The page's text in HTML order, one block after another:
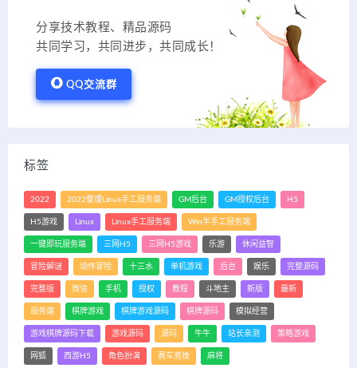
分享技术教程、精品源码
共同学习，共同进步，共同成长！
QQ交流群
标签
2022 2022整理Linux手工服务端 GM后台 GM授权后台 H5
H5游戏 Linux Linux手工服务端 Win半手工服务端
一键即玩服务端 三网H5 三网H5游戏 乐游 休闲益智
冒险解谜 动作冒险 十三水 单机游戏 后台 娱乐 完整源码
完整版 微信 手机 授权 教程 斗地主 新版 最新
服务端 棋牌游戏 棋牌游戏源码 棋牌源码 模拟经营
游戏棋牌源码下载 游戏源码 源码 牛牛 站长亲测 策略游戏
网狐 西游H5 角色扮演 赛车竞技 麻将